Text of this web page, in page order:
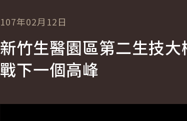
107年02月12日
新竹生醫園區第二生技
戰下一個高峰